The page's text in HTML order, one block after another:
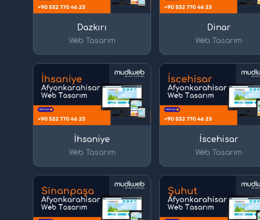
Dazkırı
Web Tasarım
Dinar
Web Tasarım
İhsaniye
Web Tasarım
İscehisar
Web Tasarım